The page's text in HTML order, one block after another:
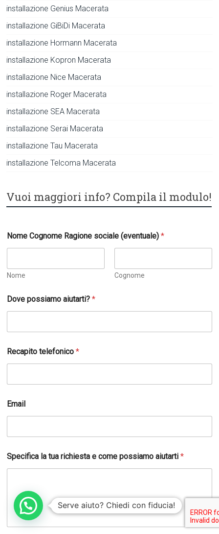
installazione Genius Macerata
installazione GiBiDi Macerata
installazione Hormann Macerata
installazione Kopron Macerata
installazione Nice Macerata
installazione Roger Macerata
installazione SEA Macerata
installazione Serai Macerata
installazione Tau Macerata
installazione Telcoma Macerata
Vuoi maggiori info? Compila il modulo!
Nome Cognome Ragione sociale (eventuale)*
Nome Cognome
Dove possiamo aiutarti?*
G
D
o
g
n
m
Recapito telefonico*
Email
Specifica la tua richiesta e come possiamo aiutarti*
Serve aiuto? Chiedi con fiducia!